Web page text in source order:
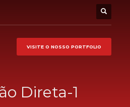
VISITE O NOSSO PORTFOLIO
Direta-1